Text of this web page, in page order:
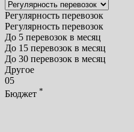
Регулярность перевозок
Регулярность перевозок
До 5 перевозок в месяц
До 15 перевозок в месяц
До 30 перевозок в месяц
Другое
05
Бюджет *